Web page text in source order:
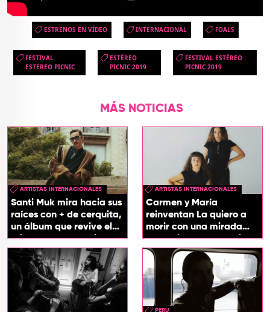
ESTRENOS EN VÍDEO INTERNACIONAL FOALS
FESTIVAL
ESTEREO PICNIC
ESTÉREO
PICNIC 2019
FESTIVAL ESTÉREO
PICNIC 2019
MÁS NOTICIAS
ARTISTAS INTERNACIONALES
Santi Muk mira hacia sus
raíces con + de cerquita,
un álbum que revive el
origen de sus canciones
ARTISTAS INTERNACIONALES
Carmen y María
reinventan La quiero a
morir con una mirada
entre el flamenco y el
soul
PERU